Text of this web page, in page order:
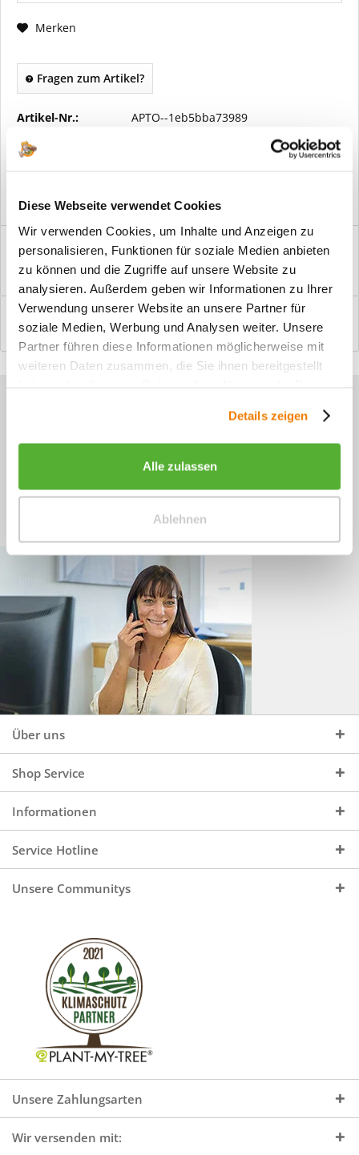
Diese Webseite verwendet Cookies
Wir verwenden Cookies, um Inhalte und Anzeigen zu
personalisieren, Funktionen für soziale Medien anbieten
zu können und die Zugriffe auf unsere Website zu
analysieren. Außerdem geben wir Informationen zu Ihrer
Verwendung unserer Website an unsere Partner für
soziale Medien, Werbung und Analysen weiter. Unsere
Partner führen diese Informationen möglicherweise mit
weiteren Daten zusammen, die Sie ihnen bereitgestellt
Details zeigen
Alle zulassen
Ablehnen
Merken
Fragen zum Artikel?
Artikel-Nr.: APTO--1eb5bba73989
Vorteile
Windfangelemente online am Bildschirm konfigurieren und
einbaufertig bestellen. In wenigen...
Bewertungen
0
Bewertungen lesen, schreiben und diskutieren...mehr
Sie haben Fragen zu unseren
+49 (0)4244 965 34 04
Mo - Do, 09:00 - 16:00 Uhr
und Fr, 09:00 - 13:00 Uhr
Über uns
Shop Service
Informationen
Service Hotline
Unsere Communitys
Unsere Zahlungsarten
Wir versenden mit: